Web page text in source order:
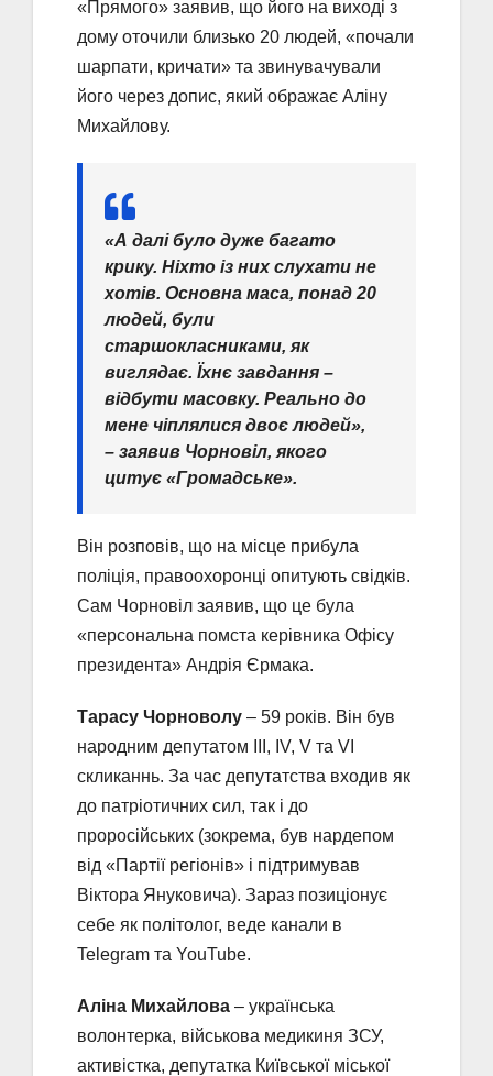
«Прямого» заявив, що його на виході з
дому оточили близько 20 людей, «почали
шарпати, кричати» та звинувачували
його через допис, який ображає Аліну
Михайлову.
«А далі було дуже багато
крику. Ніхто із них слухати не
хотів. Основна маса, понад 20
людей, були
старшокласниками, як
виглядає. Їхнє завдання –
відбути масовку. Реально до
мене чіплялися двоє людей»,
– заявив Чорновіл, якого
цитує «Громадське».
Він розповів, що на місце прибула
поліція, правоохоронці опитують свідків.
Сам Чорновіл заявив, що це була
«персональна помста керівника Офісу
президента» Андрія Єрмака.
Тарасу Чорноволу – 59 років. Він був
народним депутатом III, IV, V та VI
скликаннь. За час депутатства входив як
до патріотичних сил, так і до
проросійських (зокрема, був нардепом
від «Партії регіонів» і підтримував
Віктора Януковича). Зараз позиціонує
себе як політолог, веде канали в
Telegram та YouTube.
Аліна Михайлова – українська
волонтерка, військова медикиня ЗСУ,
активістка, депутатка Київської міської